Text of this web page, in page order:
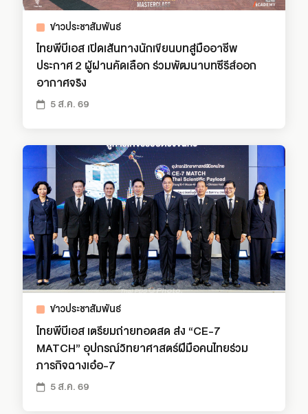
ข่าวประชาสัมพันธ์
ไทยพีบีเอส เปิดเส้นทางนักเขียนบทสู่มืออาชีพ
ประกาศ 2 ผู้ผ่านคัดเลือก ร่วมพัฒนาบทซีรีส์ออก
อากาศจริง
5 ส.ค. 69
ข่าวประชาสัมพันธ์
ไทยพีบีเอส เตรียมถ่ายทอดสด ส่ง “CE-7
MATCH” อุปกรณ์วิทยาศาสตร์ฝีมือคนไทยร่วม
ภารกิจฉางเอ๋อ-7
5 ส.ค. 69